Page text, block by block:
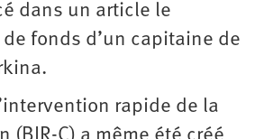
dans un article le
fonds d’un capitaine de
rapide de la